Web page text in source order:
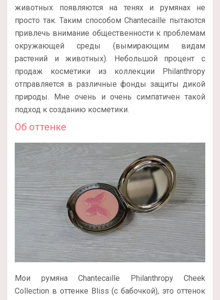
животных появляются на тенях и румянах не
просто так. Таким способом Chantecaille пытаются
привлечь внимание общественности к проблемам
окружающей среды (вымирающим видам
растений и животных). Небольшой процент с
продаж косметики из коллекции Philanthropy
отправляется в различные фонды защиты дикой
природы. Мне очень и очень симпатичен такой
подход к созданию косметики.
Об оттенке
Мои румяна Chantecaille Philanthropy Cheek
Collection в оттенке Bliss (с бабочкой), это оттенок